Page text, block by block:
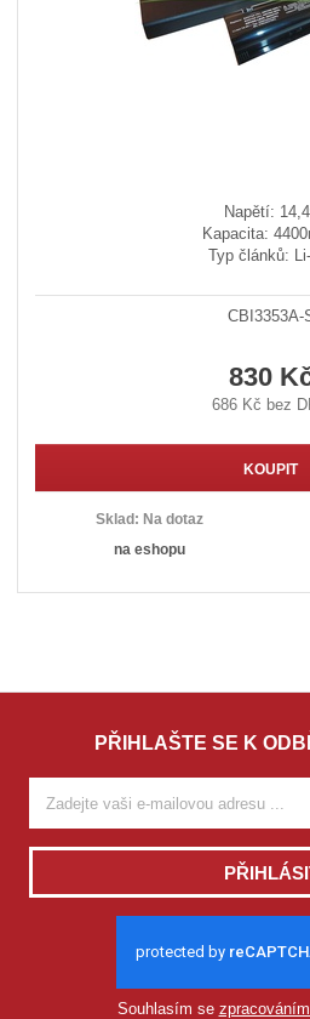
Napětí:
Kapacita:
Typ článků:
CBI3353A-
830
686 Kč bez
KOUPIT
Sklad:Na dotaz
na eshopu
PŘIHLAŠTE SE K
Souhlasím se